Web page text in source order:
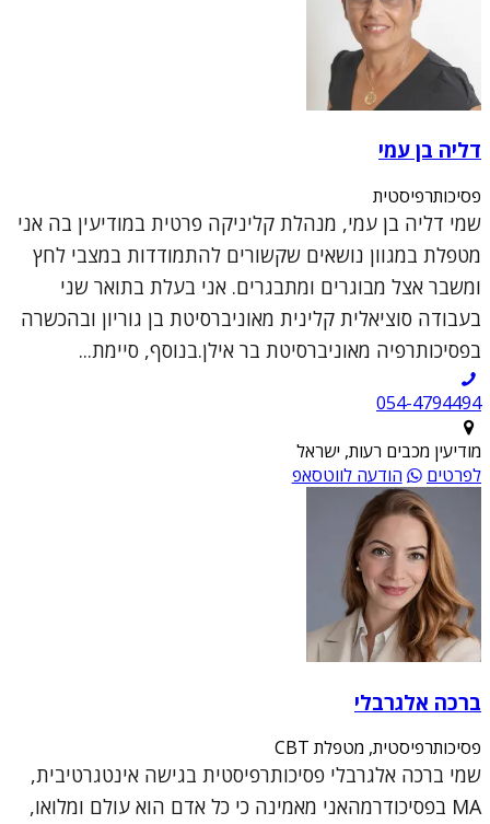
דליה בן עמי
פסיכותרפיסטית
שמי דליה בן עמי, מנהלת קליניקה פרטית במודיעין בה אני
מטפלת במגוון נושאים שקשורים להתמודדות במצבי לחץ
ומשבר אצל מבוגרים ומתבגרים. אני בעלת בתואר שני
בעבודה סוציאלית קלינית מאוניברסיטת בן גוריון ובהכשרה
בפסיכותרפיה מאוניברסיטת בר אילן.בנוסף, סיימת...
054-4794494
מודיעין מכבים רעות, ישראל
לפרטים
הודעה לווטסאפ
ברכה אלגרבלי
פסיכותרפיסטית, מטפלת CBT
שמי ברכה אלגרבלי פסיכותרפיסטית בגישה אינטגרטיבית,
MA בפסיכודרמהאני מאמינה כי כל אדם הוא עולם ומלואו,